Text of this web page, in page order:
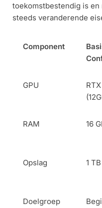
toekomstbestendig is en
steeds veranderende
Component
GPU
RAM 16
Opslag 1
Doelgroep